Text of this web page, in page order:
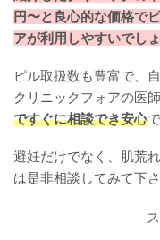
円〜と良心的な価格で
アが利用しやすいでしょ
ピル取扱数も豊富で、
クリニックフォアの医師
ですぐに相談でき安心
避妊だけでなく、肌荒
は是非相談してみて下さ